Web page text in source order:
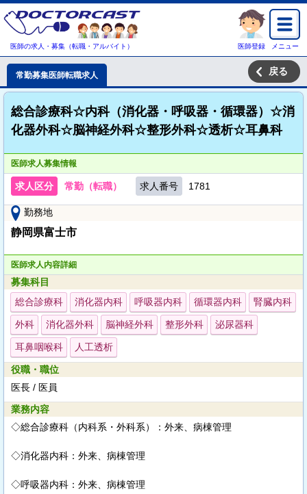
医師の求人・募集（転職・アルバイト） 医師登録 メニュー
常勤募集医師転職求人 戻る
総合診療科☆内科（消化器・呼吸器・循環器）☆消
化器外科☆脳神経外科☆整形外科☆透析☆耳鼻科
医師求人募集情報
求人区分 常勤（転職） 求人番号 1781
勤務地
静岡県富士市
医師求人内容詳細
募集科目
総合診療科
消化器内科 呼吸器内科 循環器内科 腎臓内科
外科 消化器外科 脳神経外科 整形外科 泌尿器科
耳鼻咽喉科 人工透析
役職・職位
医長 / 医員
業務内容
◇総合診療科（内科系・外科系）：外来、病棟管理
◇消化器内科：外来、病棟管理
◇呼吸器内科：外来、病棟管理